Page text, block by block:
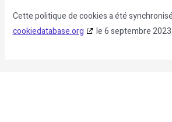
Cette politique de cookies a été
cookiedatabase.org
le 6 septembre 2023.